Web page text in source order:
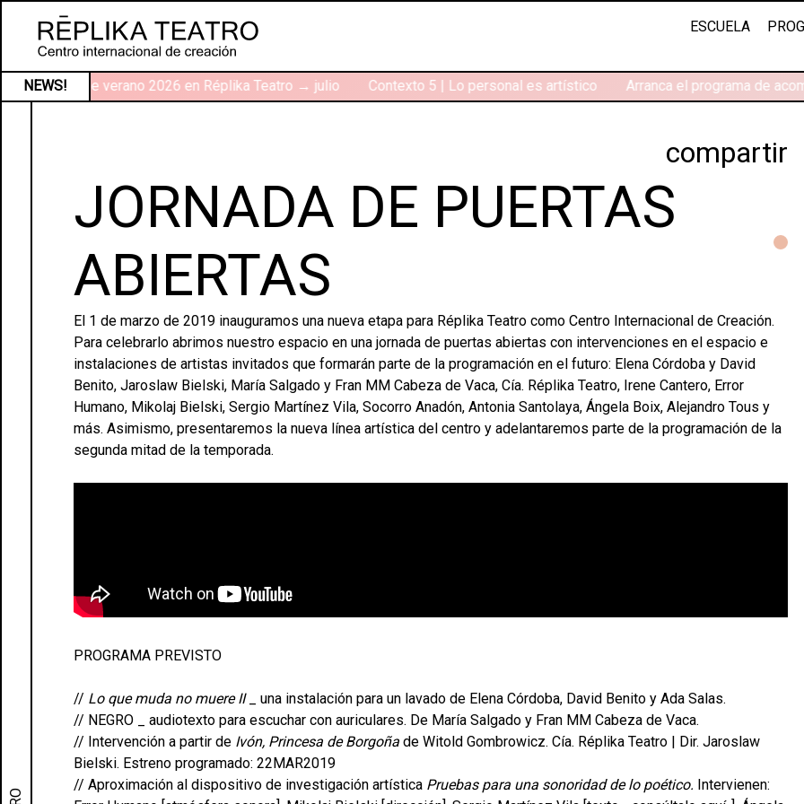
ESCUELA
NEWS!
Talleres de verano 2026 en Réplika Teatro → julio Contexto 5 | Lo personal es artístico Arranca el programa de
compartir
JORNADA DE PUERTAS
ABIERTAS
El 1 de marzo de 2019 inauguramos una nueva etapa para Réplika Teatro como Centro Internacional de Creación.
Para celebrarlo abrimos nuestro espacio en una jornada de puertas abiertas con intervenciones en el espacio e
instalaciones de artistas invitados que formarán parte de la programación en el futuro: Elena Córdoba y David
Benito, Jaroslaw Bielski, María Salgado y Fran MM Cabeza de Vaca, Cía. Réplika Teatro, Irene Cantero, Error
Humano, Mikolaj Bielski, Sergio Martínez Vila, Socorro Anadón, Antonia Santolaya, Ángela Boix, Alejandro Tous y
más. Asimismo, presentaremos la nueva línea artística del centro y adelantaremos parte de la programación de la
segunda mitad de la temporada.
PROGRAMA PREVISTO
// Lo que muda no muere II_ una instalación para un lavado de Elena Córdoba, David Benito y Ada Salas.
// NEGRO _ audiotexto para escuchar con auriculares. De María Salgado y Fran MM Cabeza de Vaca.
// Intervención a partir de Ivón, Princesa de Borgoña de Witold Gombrowicz. Cía. Réplika Teatro | Dir. Jaroslaw
Bielski. Estreno programado: 22MAR2019
// Aproximación al dispositivo de investigación artística Pruebas para una sonoridad de lo poético. Intervienen: